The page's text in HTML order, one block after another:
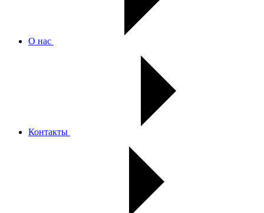
О нас
Контакты